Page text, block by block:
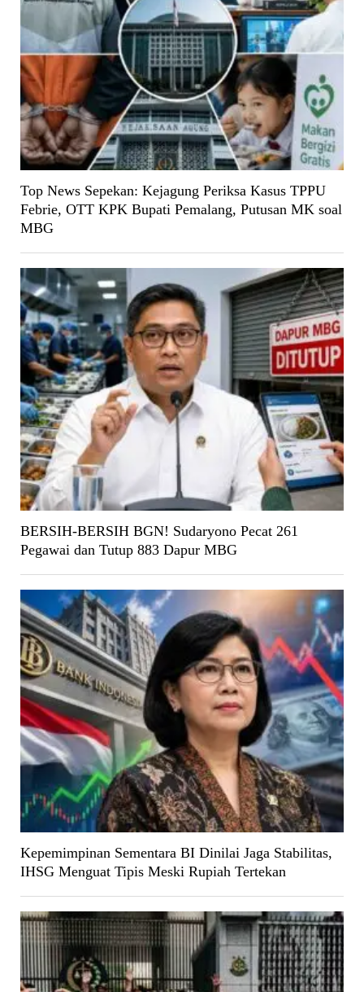
Top News Sepekan: Kejagung Periksa Kasus TPPU
Febrie, OTT KPK Bupati Pemalang, Putusan MK soal
MBG
BERSIH-BERSIH BGN! Sudaryono Pecat 261
Pegawai dan Tutup 883 Dapur MBG
Kepemimpinan Sementara BI Dinilai Jaga Stabilitas,
IHSG Menguat Tipis Meski Rupiah Tertekan